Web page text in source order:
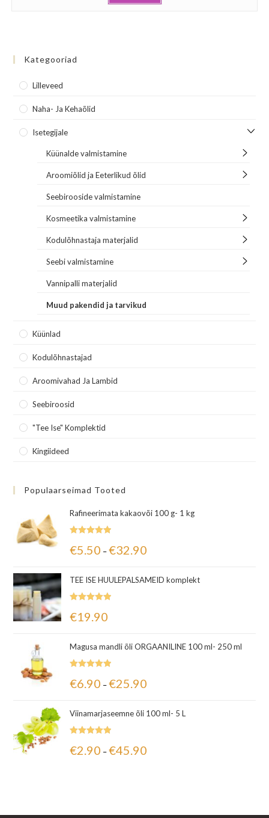
Kategooriad
Lilleveed
Naha- Ja Kehaõlid
Isetegijale
Küünalde valmistamine
Aroomiõlid ja Eeterlikud õlid
Seebirooside valmistamine
Kosmeetika valmistamine
Kodulõhnastaja materjalid
Seebi valmistamine
Vannipalli materjalid
Muud pakendid ja tarvikud
Küünlad
Kodulõhnastajad
Aroomivahad Ja Lambid
Seebiroosid
"Tee Ise" Komplektid
Kingiideed
Populaarseimad Tooted
Rafineerimata kakaovõi 100 g- 1 kg
5.00 / 5
€5.50 – €32.90
TEE ISE HUULEPALSAMEID komplekt
5.00 / 5
€19.90
Magusa mandli õli ORGAANILINE 100 ml- 250 ml
5.00/ 5
€6.90 – €25.90
Viinamarjaseemne õli 100 ml- 5 L
5.00 / 5
€2.90 – €45.90